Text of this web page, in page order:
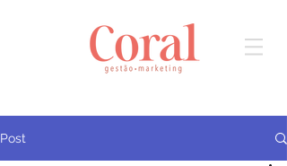
Post